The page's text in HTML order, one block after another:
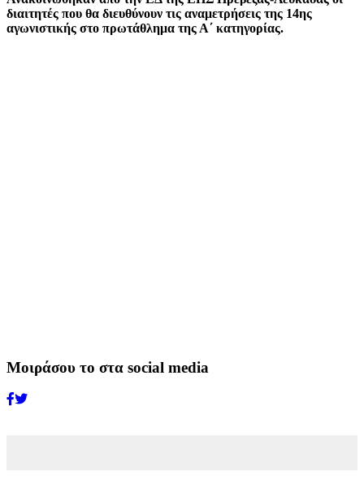
διαιτητές που θα διευθύνουν τις αναμετρήσεις της 14ης
αγωνιστικής στο πρωτάθλημα της Α΄ κατηγορίας.
Μοιράσου το στα social media